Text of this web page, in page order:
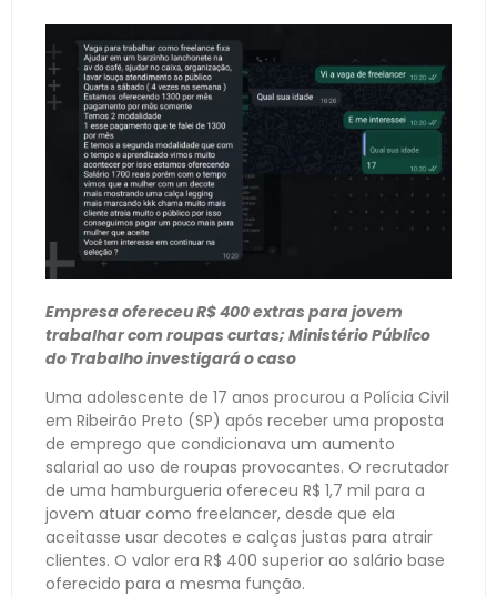
Empresa ofereceu R$ 400 extras para jovem
trabalhar com roupas curtas; Ministério Público
do Trabalho investigará o caso
Uma adolescente de 17 anos procurou a Polícia Civil
em Ribeirão Preto (SP) após receber uma proposta
de emprego que condicionava um aumento
salarial ao uso de roupas provocantes. O recrutador
de uma hamburgueria ofereceu R$ 1,7 mil para a
jovem atuar como freelancer, desde que ela
aceitasse usar decotes e calças justas para atrair
clientes. O valor era R$ 400 superior ao salário base
oferecido para a mesma função.